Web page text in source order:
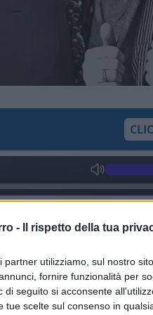
- Il rispetto della tua
partner utilizziamo, sul nostro
fornire funzionalità per
di seguito si acconsente
tue scelte sul consenso in
“Come si manda in
appunti sulla novità
considerazioni di
qualcuna come